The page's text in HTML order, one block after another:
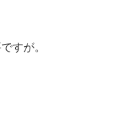
すが。